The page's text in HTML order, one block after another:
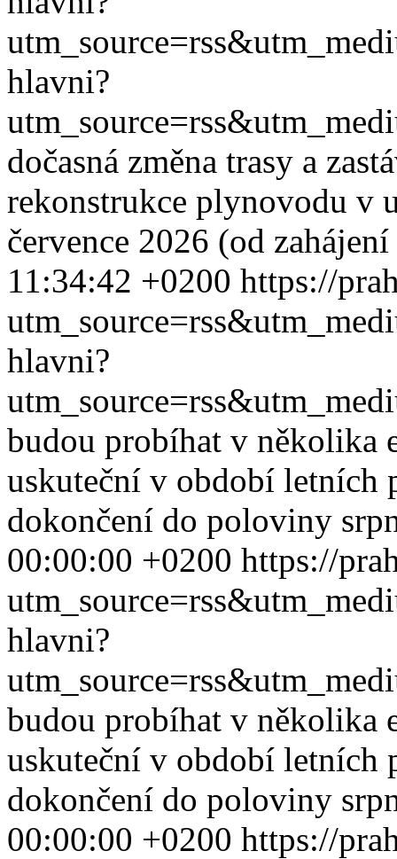
hlavni?
dočasná změna trasy a
rekonstrukce plynovodu v
července 2026 (od
11:34:42 +0200 https://
hlavni?
budou probíhat v několika
uskuteční v období letních
dokončení do poloviny
00:00:00 +0200 https://
hlavni?
budou probíhat v několika
uskuteční v období letních
dokončení do poloviny
00:00:00 +0200 https://